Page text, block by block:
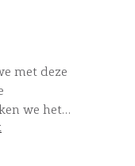
met deze
we het
is voor